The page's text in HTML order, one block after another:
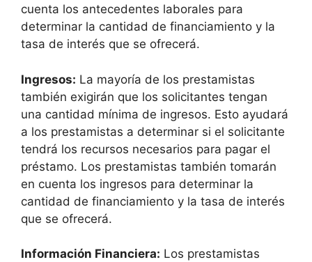
cuenta los antecedentes laborales para
determinar la cantidad de financiamiento y la
tasa de interés que se ofrecerá.
Ingresos: La mayoría de los prestamistas
también exigirán que los solicitantes tengan
una cantidad mínima de ingresos. Esto ayudará
a los prestamistas a determinar si el solicitante
tendrá los recursos necesarios para pagar el
préstamo. Los prestamistas también tomarán
en cuenta los ingresos para determinar la
cantidad de financiamiento y la tasa de interés
que se ofrecerá.
Información Financiera: Los prestamistas